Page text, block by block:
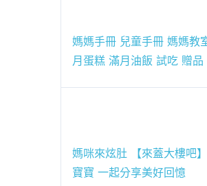
媽媽手冊 兒童手冊 媽媽教
月蛋糕 滿月油飯 試吃 贈品
媽咪來炫肚 【來蓋大樓吧
寶寶 一起分享美好回憶